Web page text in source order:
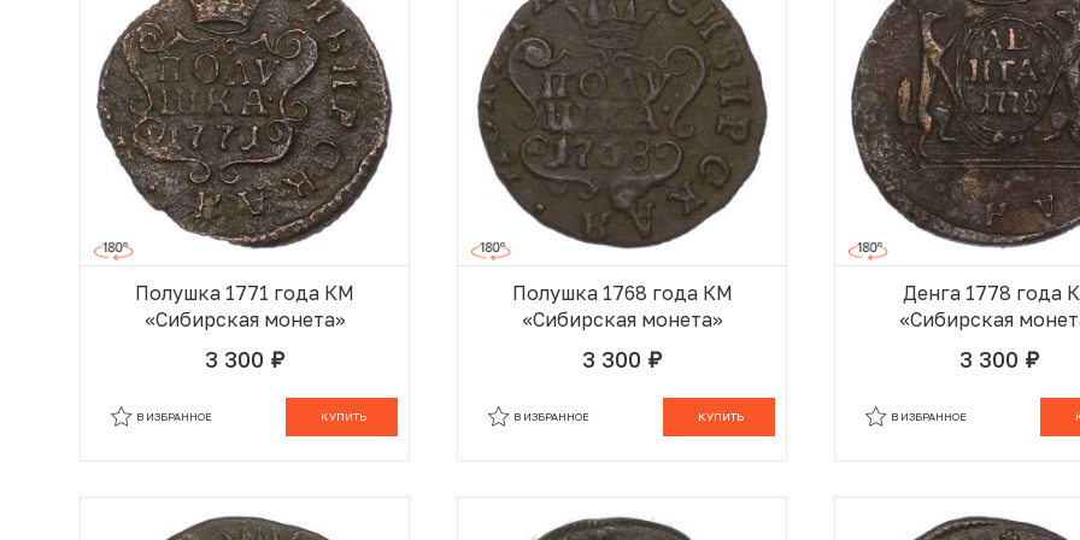
Полушка 1771 года КМ
«Сибирская монета»
3 300 руб.
КУПИТЬ
В ИЗБРАННОЕ
Полушка 1768 года КМ
«Сибирская монета»
3 300 руб.
КУПИТЬ
В ИЗБРАННОЕ
Денга 1778 года
«Сибирская
3 300 руб.
В ИЗБРАННОЕ